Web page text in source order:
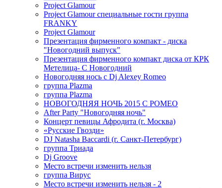
Project Glamour
Project Glamour специальные гости группа
FRANKY
Project Glamour
Презентация фирменного компакт - диска
"Новогодний выпуск"
Презентация фирменного компакт диска от КРК
Метелица- С Новогодний
Новогодняя нось с Dj Alexey Romeo
группа Plazma
группа Plazma
НОВОГОДНЯЯ НОЧЬ 2015 C РОМЕО
After Party "Новогодняя ночь"
Концерт певицы Афродита (г. Москва)
«Русские Гвозди»
DJ Natasha Baccardi (г. Санкт-Петербург)
группа Триада
Dj Groove
Место встречи изменить нельзя
группа Вирус
Место встречи изменить нельзя - 2